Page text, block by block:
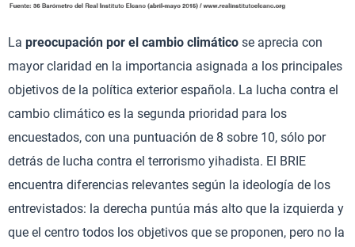
La preocupación por el cambio climático se aprecia con
mayor claridad en la importancia asignada a los principales
objetivos de la política exterior española. La lucha contra el
cambio climático es la segunda prioridad para los
encuestados, con una puntuación de 8 sobre 10, sólo por
detrás de lucha contra el terrorismo yihadista. El BRIE
encuentra diferencias relevantes según la ideología de los
entrevistados: la derecha puntúa más alto que la izquierda y
que el centro todos los objetivos que se proponen, pero no la